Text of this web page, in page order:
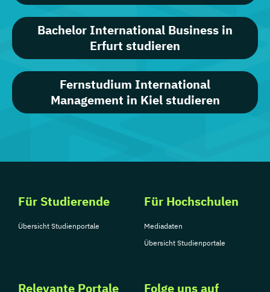
Bachelor International Business in
Erfurt studieren
Fernstudium International
Management in Kiel studieren
Für Studierende
Übersicht Studienportale
Für Hochschulen
Mediadaten
Übersicht Studienportale
Relevante Portale Folge uns auf